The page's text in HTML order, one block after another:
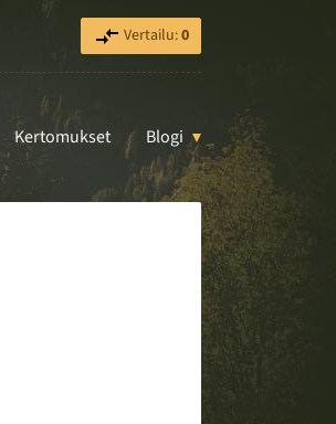
Vertailu:0
Kertomukset Blogi